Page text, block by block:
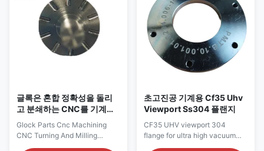
client’s requirements ...
글록은 혼합 정확성을 돌리
고 분쇄하는 CNC를 기계화
하는 Cnc를 분할합니다
Glock Parts Cnc Machining
CNC Turning And Milling
초고진공 기계용 Cf35 Uhv
Viewport Ss304 플랜지
CF35 UHV viewport 304
flange for ultra high vacuum